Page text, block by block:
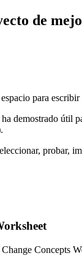
de
para
demostrado
probar,